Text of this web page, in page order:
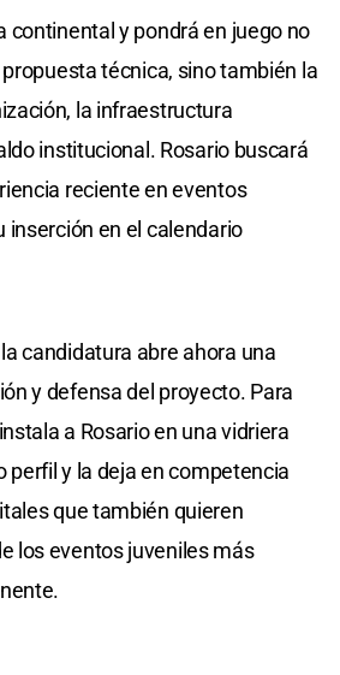
continental y pondrá en juego no
técnica, sino también la
la infraestructura
institucional. Rosario buscará
reciente en eventos
inserción en el calendario
candidatura abre ahora una
y defensa del proyecto. Para
a Rosario en una vidriera
perfil y la deja en competencia
que también quieren
los eventos juveniles más